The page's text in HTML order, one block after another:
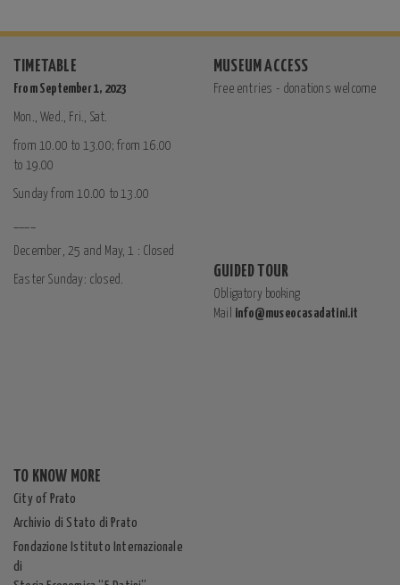
TIMETABLE
From September 1, 2023
Mon., Wed., Fri., Sat.
from 10.00 to 13.00; from 16.00
to 19.00
Sunday from 10.00 to 13.00
December, 25 and May, 1 : Closed
Easter Sunday: closed.
MUSEUM ACCESS
Free entries - donations welcome
GUIDED TOUR
Obligatory booking
Mail info@museocasadatini.it
TO KNOW MORE
City of Prato
Archivio di Stato di Prato
Fondazione Istituto Internazionale
di